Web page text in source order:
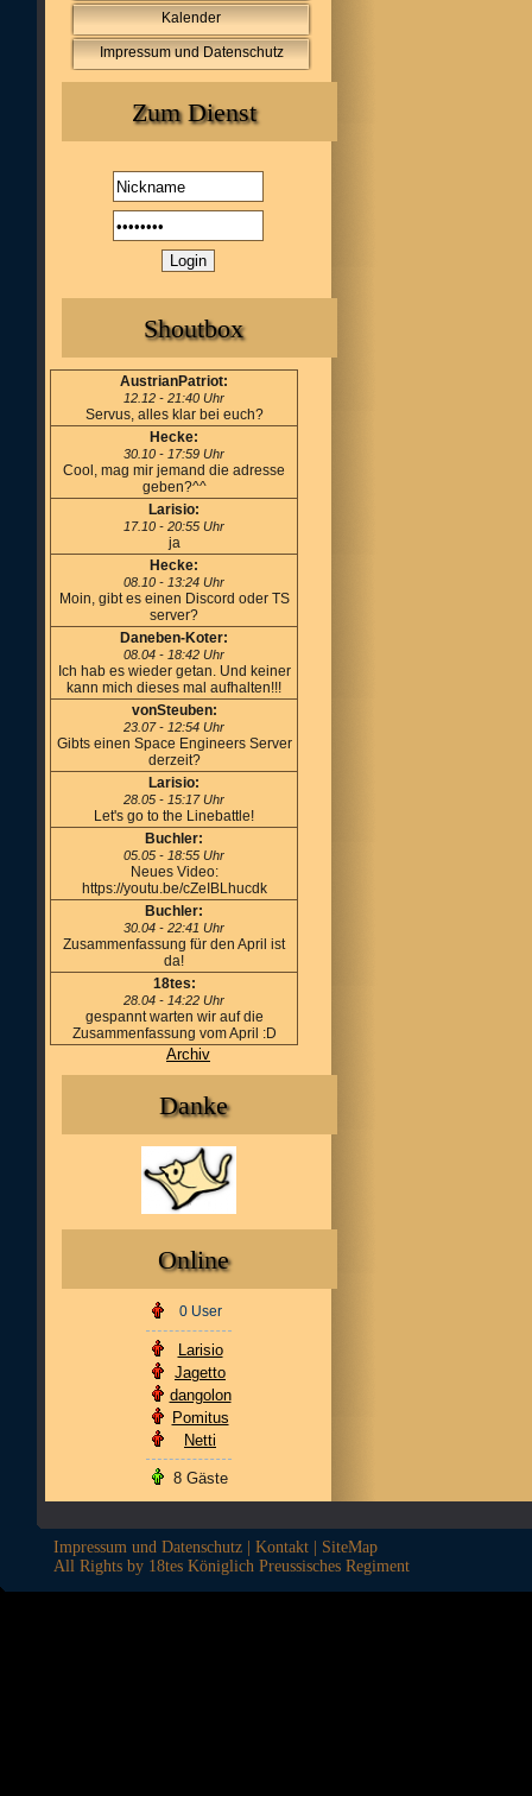
Kalender
Impressum und Datenschutz
Zum Dienst
Shoutbox
AustrianPatriot:
12.12 - 21:40 Uhr
Servus, alles klar bei euch?
Hecke:
30.10 - 17:59 Uhr
Cool, mag mir jemand die adresse
geben?^^
Larisio:
17.10 - 20:55 Uhr
ja
Hecke:
08.10 - 13:24 Uhr
Moin, gibt es einen Discord oder TS
server?
Daneben-Koter:
08.04 - 18:42 Uhr
Ich hab es wieder getan. Und keiner
kann mich dieses mal aufhalten!!!
vonSteuben:
23.07 - 12:54 Uhr
Gibts einen Space Engineers Server
derzeit?
Larisio:
28.05 - 15:17 Uhr
Let's go to the Linebattle!
Buchler:
05.05 - 18:55 Uhr
Neues Video:
https://youtu.be/cZeIBLhucdk
Buchler:
30.04 - 22:41 Uhr
Zusammenfassung für den April ist
da!
18tes:
28.04 - 14:22 Uhr
gespannt warten wir auf die
Zusammenfassung vom April :D
Archiv
Danke
Online
0 User
Larisio
Jagetto
dangolon
Pomitus
Netti
8 Gäste
Impressum und Datenschutz Kontakt
SiteMap
All Rights by 18tes Königlich Preussisches Regiment